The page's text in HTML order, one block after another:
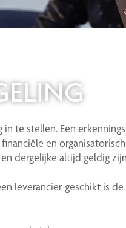
te stellen. Een
en
dergelijke altijd geldig
leverancier geschikt is